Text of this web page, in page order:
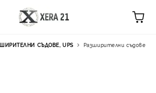
СЪДОВЕ, UPS Разширителни съдове